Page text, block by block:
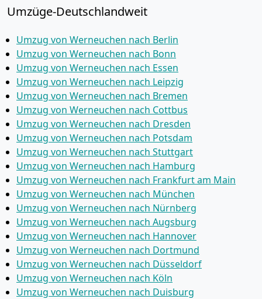
Umzüge-Deutschlandweit
Umzug von Werneuchen nach Berlin
Umzug von Werneuchen nach Bonn
Umzug von Werneuchen nach Essen
Umzug von Werneuchen nach Leipzig
Umzug von Werneuchen nach Bremen
Umzug von Werneuchen nach Cottbus
Umzug von Werneuchen nach Dresden
Umzug von Werneuchen nach Potsdam
Umzug von Werneuchen nach Stuttgart
Umzug von Werneuchen nach Hamburg
Umzug von Werneuchen nach Frankfurt am Main
Umzug von Werneuchen nach München
Umzug von Werneuchen nach Nürnberg
Umzug von Werneuchen nach Augsburg
Umzug von Werneuchen nach Hannover
Umzug von Werneuchen nach Dortmund
Umzug von Werneuchen nach Düsseldorf
Umzug von Werneuchen nach Köln
Umzug von Werneuchen nach Duisburg